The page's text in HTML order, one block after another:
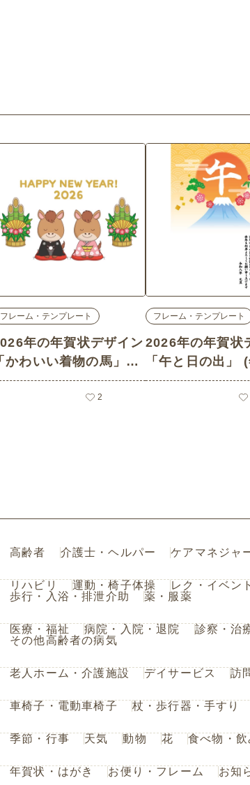
フレーム・テンプレート
年の年賀状デザイン
「かわいい着物の馬」
賀状・はがき/フレー
ム・テンプレートの介護
2
フレーム・テンプレート
2026年の年賀状
「午と日の出」
状・はがき/フレ
ンプレートの介
高齢者 介護士・ヘルパー ケアマネジャ
リハビリ 運動・椅子体操 レク・イベント
歩行・入浴・排泄介助
薬・服薬
医療・福祉 病院・入院・退院 診察・治
その他高齢者の病気
老人ホーム・介護施設 デイサービス 訪
車椅子・電動車椅子 杖・歩行器・手すり
季節・行事 天気 動物 花 食べ物・飲
年賀状・はがき お便り・フレーム お知